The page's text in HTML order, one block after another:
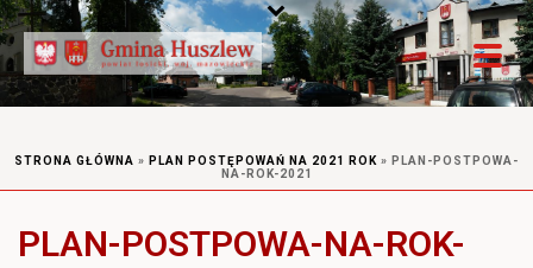
STRONA GŁÓWNA » PLAN POSTĘPOWAŃ NA 2021 ROK » PLAN-POSTPOWA-
NA-ROK-2021
PLAN-POSTPOWA-NA-ROK-